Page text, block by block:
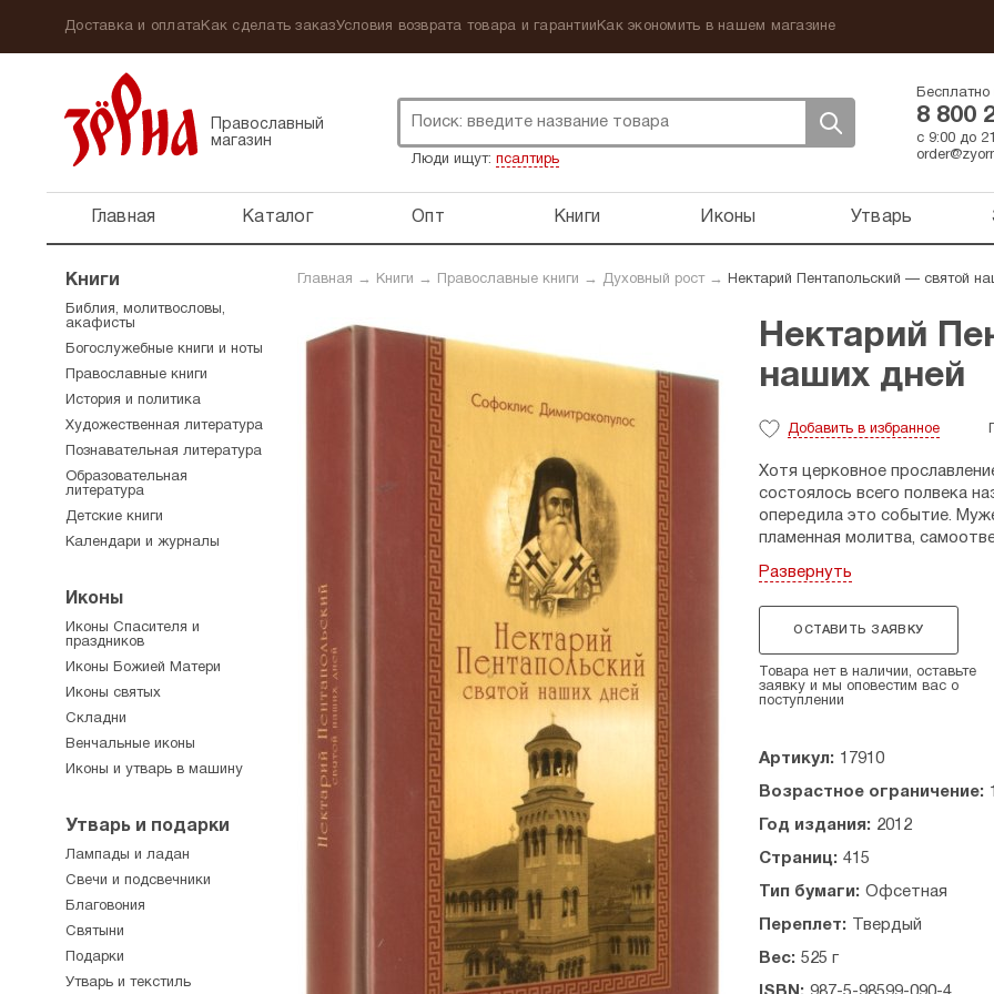
Доставка и оплатаКак сделать заказУсловия возврата товара и гарантии Как экономить в нашем магазине
Православный
магазин
Люди ищут: псалтирь
Бесплатно
8 800
с 9:00 до
Главная Каталог Опт Книги Иконы Утварь
Главная → Книги → Православные книги → Духовный рост→ Нектарий Пентапольский — святой
Нектарий
наших дней
Добавить в избранное
Хотя церковное
состоялось всего полвека
опередила это событие.
пламенная молитва,
греческого народа. А
по неотступным к нему
пределами Греции.
Димитракопулоса по праву
святого Нектария,
источников.
Развернуть
ОСТАВИТЬ ЗАЯВКУ
Товара нет в наличии, оставьте
заявку и мы оповестим вас о
поступлении
Артикул: 17910
Возрастное ограничение:
Год издания: 2012
Страниц: 415
Тип бумаги: Офсетная
Переплет: Твердый
Вес: 525 г
Книги
Библия, молитвословы,
акафисты
Богослужебные книги и ноты
Православные книги
История и политика
Художественная литература
Познавательная литература
Образовательная
литература
Детские книги
Календари и журналы
Иконы
Иконы Спасителя и
праздников
Иконы Божией Матери
Иконы святых
Складни
Венчальные иконы
Иконы и утварь в машину
Утварь и подарки
Лампады и ладан
Свечи и подсвечники
Благовония
Святыни
Подарки
Утварь и текстиль